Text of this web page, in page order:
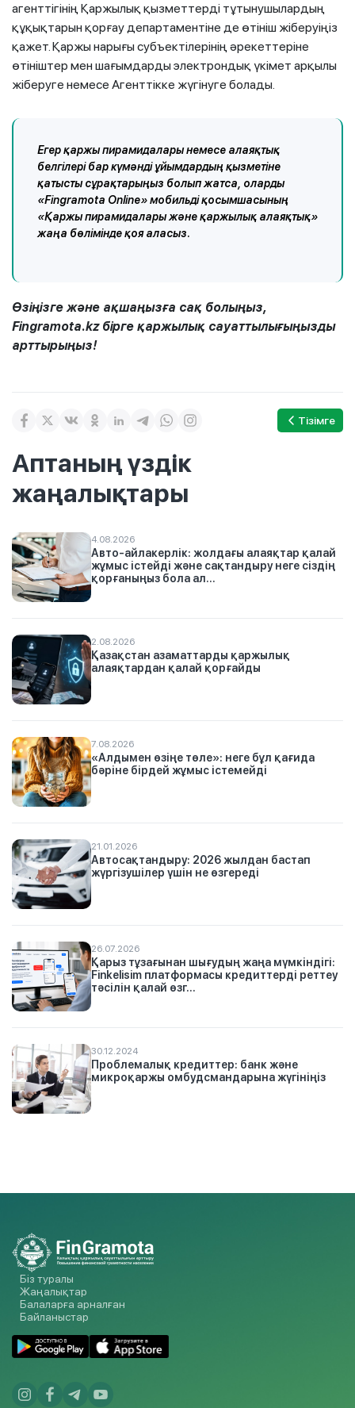
агенттігінің Қаржылық қызметтерді тұтынушылардың
құқықтарын қорғау департаментіне де өтініш жіберуіңіз
қажет. Қаржы нарығы субъектілерінің әрекеттеріне
өтініштер мен шағымдарды электрондық үкімет арқылы
жіберуге немесе Агенттікке жүгінуге болады.
Егер қаржы пирамидалары немесе алаяқтық
белгілері бар күмәнді ұйымдардың қызметіне
қатысты сұрақтарыңыз болып жатса, оларды
«Fingramota Online» мобильді қосымшасының
«Қаржы пирамидалары және қаржылық алаяқтық»
жаңа бөлімінде қоя аласыз.
Өзіңізге және ақшаңызға сақ болыңыз,
Fingramota.kz бірге қаржылық сауаттылығыңызды
арттырыңыз!
Тізімге
Аптаның үздік
жаңалықтары
4.08.2026
Авто-айлакерлік: жолдағы алаяқтар қалай
жұмыс істейді және сақтандыру неге сіздің
қорғаныңыз бола ал...
2.08.2026
Қазақстан азаматтарды қаржылық
алаяқтардан қалай қорғайды
7.08.2026
«Алдымен өзіңе төле»: неге бұл қағида
бәріне бірдей жұмыс істемейді
21.01.2026
Автосақтандыру: 2026 жылдан бастап
жүргізушілер үшін не өзгереді
26.07.2026
Қарыз тұзағынан шығудың жаңа мүмкіндігі:
Finkelisim платформасы кредиттерді реттеу
тәсілін қалай өзг...
30.12.2024
Проблемалық кредиттер: банк және
микроқаржы омбудсмандарына жүгініңіз
Біз туралы
Жаңалықтар
Балаларға арналған
Байланыстар